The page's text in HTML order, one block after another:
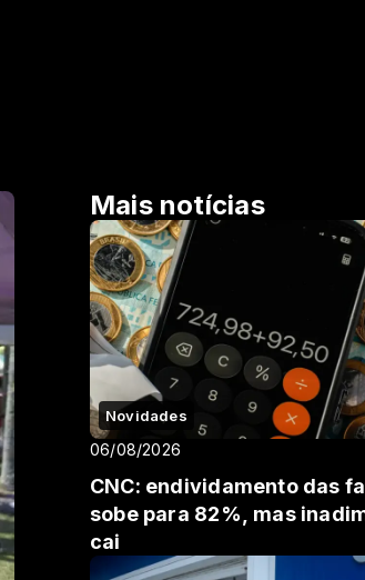
Mais notícias
Novidades
06/08/2026
CNC: endividamento das
sobe para 82%, mas
cai